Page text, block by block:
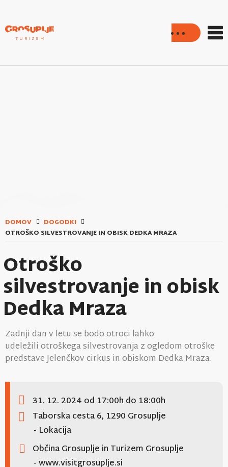
DOMOV
DOGODKI
OTROŠKO SILVESTROVANJE IN OBISK DEDKA MRAZA
Otroško
silvestrovanje in obisk
Dedka Mraza
Zadnji dan v letu se bodo otroci lahko
udeležili otroškega silvestrovanja z ogledom otroške
predstave Jelenčkov cirkus in obiskom Dedka Mraza.
31. 12. 2024 od 17:00h do 18:00h
Taborska cesta 6, 1290 Grosuplje
- Lokacija
Občina Grosuplje in Turizem Grosuplje
- www.visitgrosuplje.si